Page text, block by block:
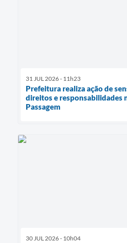
31 JUL 2026 - 11h23
Prefeitura realiza ação de
direitos e responsabilidades
Passagem
30 JUL 2026 - 10h04